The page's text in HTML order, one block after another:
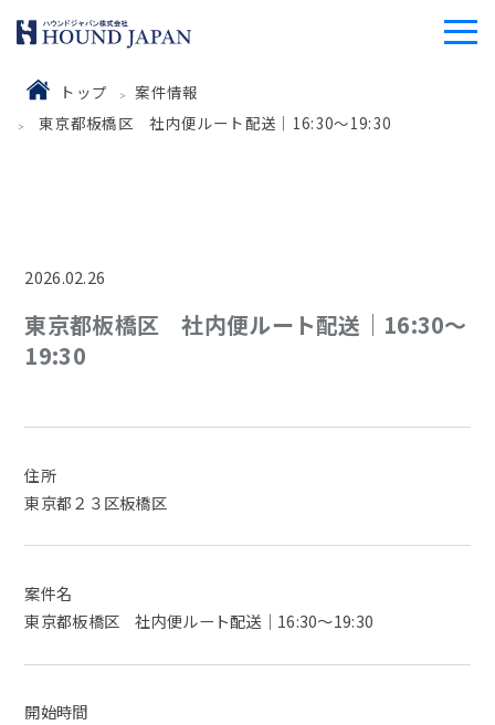
トップ
案件情報
東京都板橋区 社内便ルート配送｜16:30～19:30
2026.02.26
東京都板橋区 社内便ルート配送｜16:30～
19:30
住所
東京都２３区板橋区
案件名
東京都板橋区 社内便ルート配送｜16:30～19:30
開始時間